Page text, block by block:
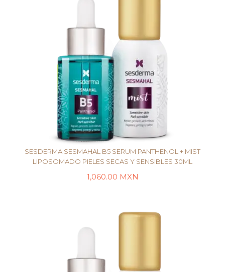
SESDERMA SESMAHAL B5 SERUM PANTHENOL + MIST
LIPOSOMADO PIELES SECAS Y SENSIBLES 30ML
1,060.00 MXN